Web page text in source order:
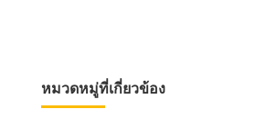
หมวดหมู่ที่เกี่ยวข้อง